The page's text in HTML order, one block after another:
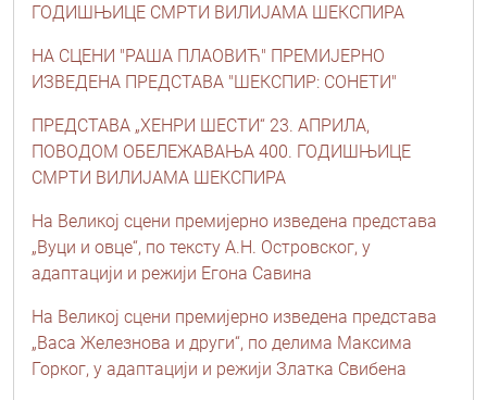
ГОДИШЊИЦЕ СМРТИ ВИЛИЈАМА ШЕКСПИРА
НА СЦЕНИ "РАША ПЛАОВИЋ" ПРЕМИЈЕРНО
ИЗВЕДЕНА ПРЕДСТАВА "ШЕКСПИР: СОНЕТИ"
ПРЕДСТАВА „ХЕНРИ ШЕСТИ“ 23. АПРИЛА,
ПОВОДОМ ОБЕЛЕЖАВАЊА 400. ГОДИШЊИЦЕ
СМРТИ ВИЛИЈАМА ШЕКСПИРА
На Великој сцени премијерно изведена представа
„Вуци и овце“, по тексту А.Н. Островског, у
адаптацији и режији Егона Савина
На Великој сцени премијерно изведена представа
„Васа Железнова и други“, по делима Максима
Горког, у адаптацији и режији Златка Свибена